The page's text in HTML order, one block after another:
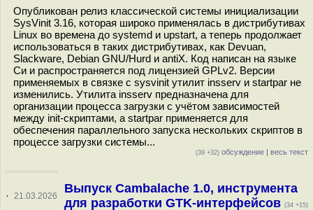
Опубликован релиз классической системы инициализации
SysVinit 3.16, которая широко применялась в дистрибутивах
Linux во времена до systemd и upstart, а теперь продолжает
использоваться в таких дистрибутивах, как Devuan,
Slackware, Debian GNU/Hurd и antiX. Код написан на языке
Си и распространяется под лицензией GPLv2. Версии
применяемых в связке с sysvinit утилит insserv и startpar не
изменились. Утилита insserv предназначена для
организации процесса загрузки с учётом зависимостей
между init-скриптами, а startpar применяется для
обеспечения параллельного запуска нескольких скриптов в
процессе загрузки системы...
(39 +32) обсуждение | весь текст
· 21.03.2026
Выпуск Cambalache 1.0, инструмента
для разработки GTK-интерфейсов (34 +15)